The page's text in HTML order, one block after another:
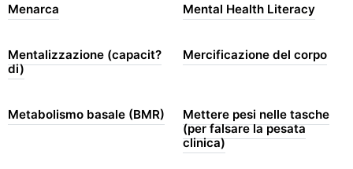
Menarca Mental Health Literacy
Mentalizzazione (capacit?
di)
Mercificazione del corpo
Metabolismo basale (BMR)
Mettere pesi nelle tasche
(per falsare la pesata
clinica)